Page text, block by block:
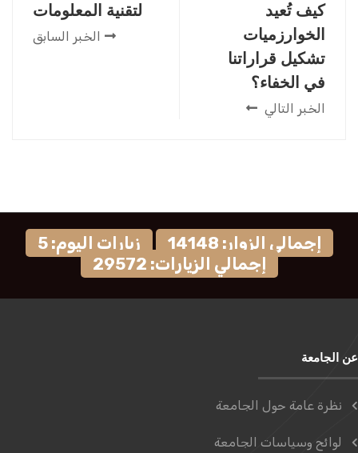
لتقنية المعلومات
الخبر السابق
كيف تُعيد
الخوارزميات
تشكيل قراراتنا
في الخفاء؟
الخبر التالي
إجمالي الزوار: 14148
زيارات اليوم: 5
إجمالي الزيارات: 29572
عن الجامعة
نظرة عامة حول الجامعة
لوائح وسياسات الجامعة